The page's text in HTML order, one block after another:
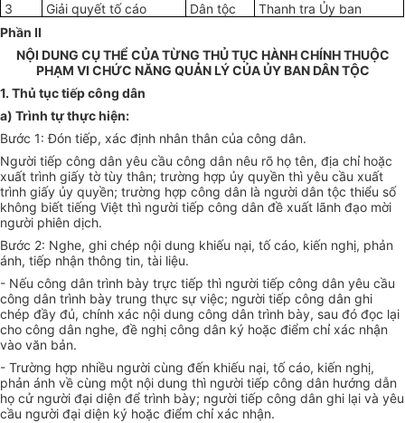
3
Giải quyết tốcáo Dân tộc Thanh tra Ủy ban
Phần II
NỘI DUNG CỤ THỂ CỦA TỪNG THỦ TỤC HÀNH CHÍNH THUỘC
PHẠM VI CHỨC NĂNG QUẢN LÝ CỦA ỦY BAN DÂN TỘC
1. Thủ tục tiếp công dân
a) Trình tự thực hiện:
Bước 1: Đón tiếp, xác định nhân thân của công dân.
Người tiếp công dân yêu cầu công dân nêu rõ họ tên, địa chỉ hoặc
xuất trình giấy tờ tùy thân; trường hợp ủy quyền thì yêu cầu xuất
trình giấy ủy quyền; trường hợp công dân là người dân tộc thiểu số
không biết tiếng Việt thì người tiếp công dân đề xuất lãnh đạo mời
người phiên dịch.
Bước 2: Nghe, ghi chép nội dung khiếu nại, tố cáo, kiến nghị, phản
ánh, tiếp nhận thông tin, tài liệu.
- Nếu công dân trình bày trực tiếp thì người tiếp công dân yêu cầu
công dân trình bày trung thực sự việc; người tiếp công dân ghi
chép đầy đủ, chính xác nội dung công dân trình bày, sau đó đọc lại
cho công dân nghe, đề nghị công dân ký hoặc điểm chỉxác nhận
vào văn bản.
- Trường hợp nhiều người cùng đến khiếu nại, tố cáo, kiến nghị,
phản ánh về cùng một nội dung thì người tiếp công dân hướng dẫn
họ cử người đại diện để trình bày; người tiếp công dân ghi lại và yêu
cầu người đại diện ký hoặc điểm chỉxác nhận.